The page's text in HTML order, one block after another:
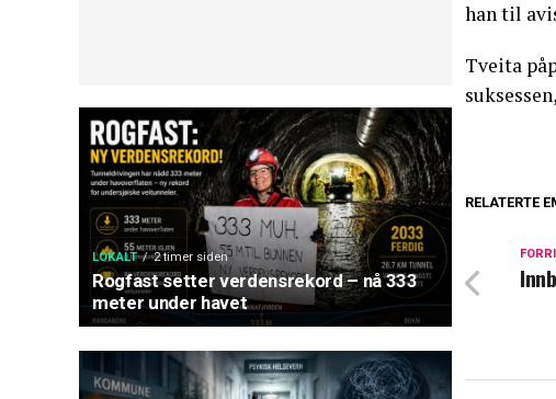
LOKALT 2 timer siden
Rogfast setter verdensrekord – nå 333
meter under havet
han til
Tveita
RELATERTE